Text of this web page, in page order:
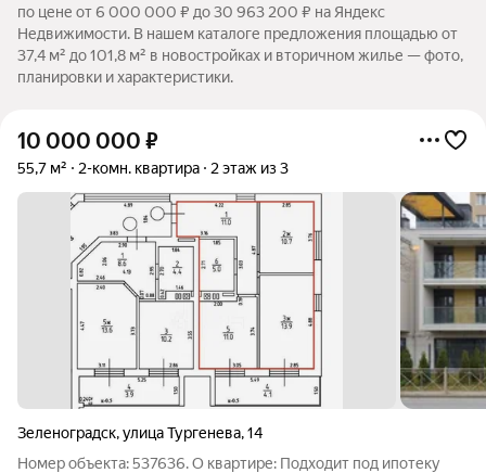
по цене от 6 000 000 ₽ до 30 963 200 ₽ на Яндекс
Недвижимости. В нашем каталоге предложения площадью от
37,4 м² до 101,8 м² в новостройках и вторичном жилье — фото,
планировки и характеристики.
10 000 000 ₽
55,7 м² 2-комн. квартира 2 этаж из 3
Зеленоградск,улица Тургенева,14
Номер объекта: 537636. О квартире: Подходит под ипотеку